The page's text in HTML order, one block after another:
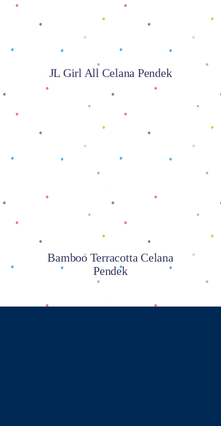
JL Girl All Celana Pendek
Bamboo Terracotta Celana
Pendek